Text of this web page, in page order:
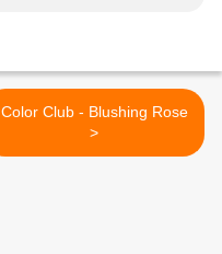
Color Club - Blushing Rose
>